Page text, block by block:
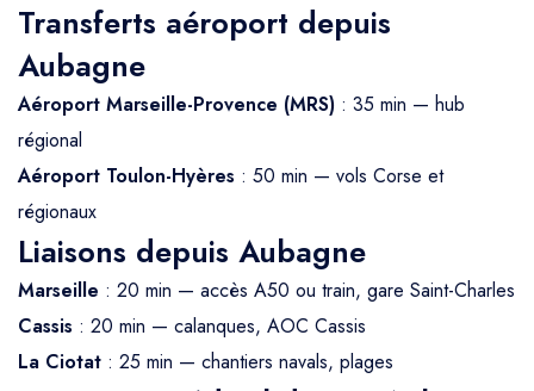
Transferts aéroport depuis
Aubagne
Aéroport Marseille-Provence (MRS) : 35 min — hub
régional
Aéroport Toulon-Hyères : 50 min — vols Corse et
régionaux
Liaisons depuis Aubagne
Marseille : 20 min — accès A50 ou train, gare Saint-Charles
Cassis : 20 min — calanques, AOC Cassis
La Ciotat : 25 min — chantiers navals, plages